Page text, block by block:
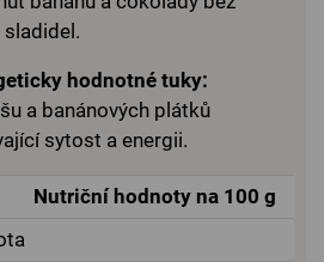
hodnotné tuky:
a banánových plátků
sytost a energii.
Nutriční hodnoty na 100 g